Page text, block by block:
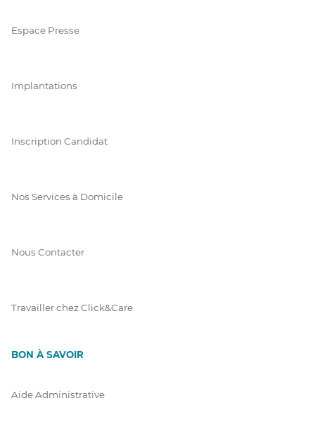
Espace Presse
Implantations
Inscription Candidat
Nos Services à Domicile
Nous Contacter
Travailler chez Click&Care
BON À SAVOIR
Aide Administrative